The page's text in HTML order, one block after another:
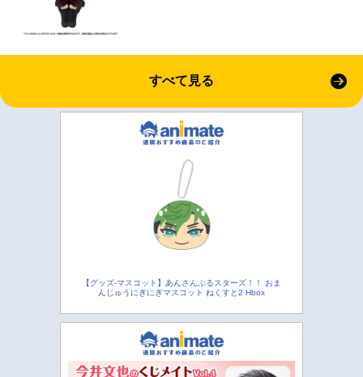
すべて見る
【グッズ-マスコット】あんさんぶるスターズ！！ おま
んじゅうにぎにぎマスコット ねくすと2 Hbox